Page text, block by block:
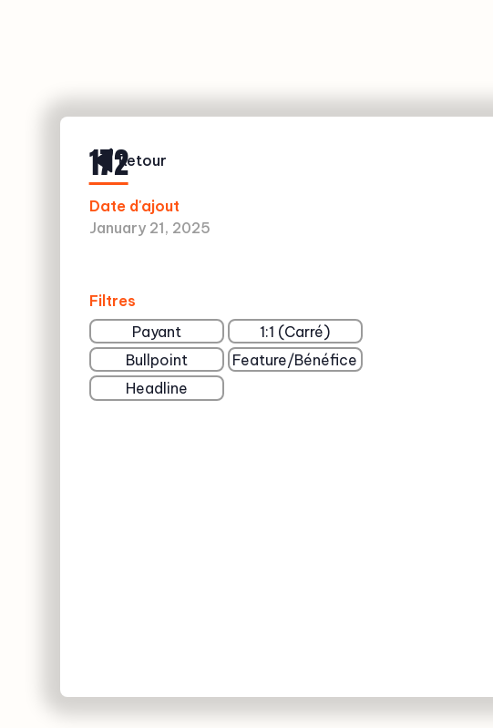
172
Date d'ajout
January 21, 2025
Filtres
Payant
1:1 (Carré)
Bullpoint
Feature/Bénéfice
Headline
Retour